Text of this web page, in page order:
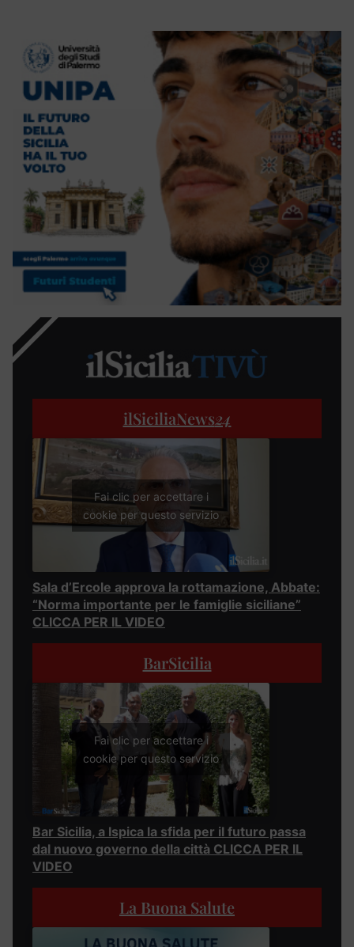
ilSiciliaNews24
Fai clic per accettare i
cookie per questo servizio
Sala d’Ercole approva la rottamazione, Abbate:
“Norma importante per le famiglie siciliane”
CLICCA PER IL VIDEO
BarSicilia
Fai clic per accettare i
cookie per questo servizio
Bar Sicilia, a Ispica la sfida per il futuro passa
dal nuovo governo della città CLICCA PER IL
VIDEO
La Buona Salute